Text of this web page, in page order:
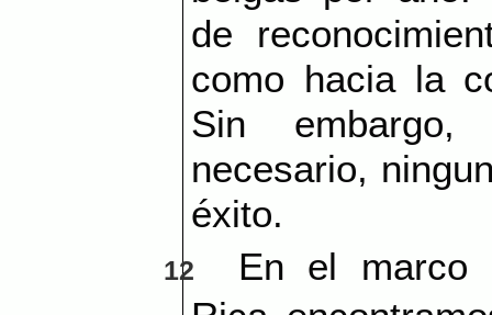
de
como hacia la
Sin
necesario,
éxito.
12
En el marco